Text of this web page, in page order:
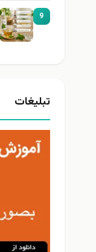
9
تبلیغات